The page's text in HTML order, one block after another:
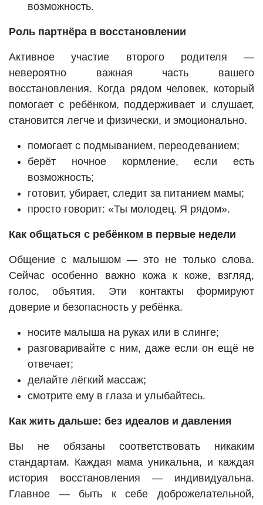
возможность.
Роль партнёра в восстановлении
Активное участие второго родителя —
невероятно важная часть вашего
восстановления. Когда рядом человек, который
помогает с ребёнком, поддерживает и слушает,
становится легче и физически, и эмоционально.
помогает с подмыванием, переодеванием;
берёт ночное кормление, если есть
возможность;
готовит, убирает, следит за питанием мамы;
просто говорит: «Ты молодец. Я рядом».
Как общаться с ребёнком в первые недели
Общение с малышом — это не только слова.
Сейчас особенно важно кожа к коже, взгляд,
голос, объятия. Эти контакты формируют
доверие и безопасность у ребёнка.
носите малыша на руках или в слинге;
разговаривайте с ним, даже если он ещё не
отвечает;
делайте лёгкий массаж;
смотрите ему в глаза и улыбайтесь.
Как жить дальше: без идеалов и давления
Вы не обязаны соответствовать никаким
стандартам. Каждая мама уникальна, и каждая
история восстановления — индивидуальна.
Главное — быть к себе доброжелательной,